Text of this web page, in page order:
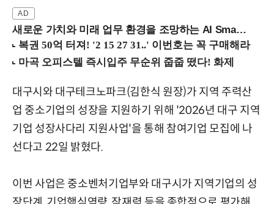
새로운 가치와 미래 업무 환경을 조망하는 AI Smart Work Summit 2026 (9/11 코엑스)
대구시와 대구테크노파크(김한식 원장)가 지역 주력산
업 중소기업의 성장을 지원하기 위해 '2026년 대구 지역
기업 성장사다리 지원사업'을 통해 참여기업 모집에 나
선다고 22일 밝혔다.
이번 사업은 중소벤처기업부와 대구시가 지역기업의 성